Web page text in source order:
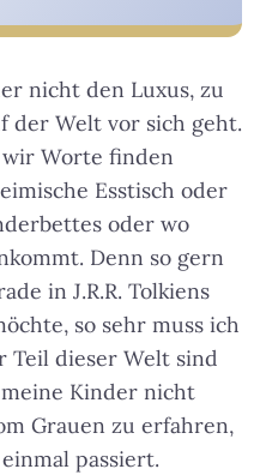
nicht den Luxus, zu
der Welt vor sich geht.
Worte finden
Esstisch oder
oder wo
Denn so gern
in J.R.R. Tolkiens
so sehr muss ich
Teil dieser Welt sind
Kinder nicht
Grauen zu erfahren,
passiert.